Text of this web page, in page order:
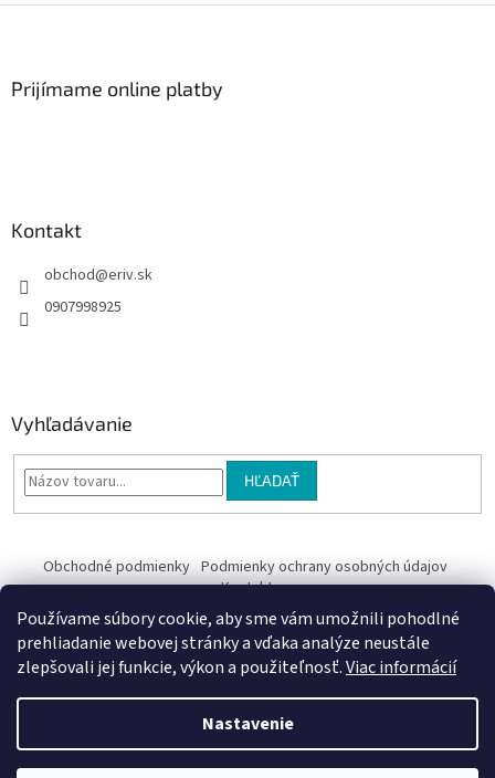
Používame súbory cookie, aby sme vám umožnili pohodlné
prehliadanie webovej stránky a vďaka analýze neustále
zlepšovali jej funkcie, výkon a použiteľnosť.Viac informácií
Nastavenie
Prijímame online platby
Kontakt
obchod@eriv.sk
0907998925
Vyhľadávanie
HĽADAŤ
Obchodné podmienky Podmienky ochrany osobných údajov
Kontakty
Obchodné podmienky
Vytvoril Shoptet